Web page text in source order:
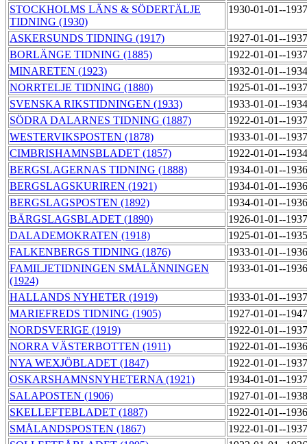
STOCKHOLMS LÄNS & SÖDERTÄLJE
TIDNING (1930)
1930-01-01--
ASKERSUNDS TIDNING (1917)
1927-01-01--
BORLÄNGE TIDNING (1885)
1922-01-01--
MINARETEN (1923)
1932-01-01--
NORRTELJE TIDNING (1880)
1925-01-01--
SVENSKA RIKSTIDNINGEN (1933)
1933-01-01--
SÖDRA DALARNES TIDNING (1887)
1922-01-01--
WESTERVIKSPOSTEN (1878)
1933-01-01--
CIMBRISHAMNSBLADET (1857)
1922-01-01--
BERGSLAGERNAS TIDNING (1888)
1934-01-01--
BERGSLAGSKURIREN (1921)
1934-01-01--
BERGSLAGSPOSTEN (1892)
1934-01-01--
BÄRGSLAGSBLADET (1890)
1926-01-01--
DALADEMOKRATEN (1918)
1925-01-01--
FALKENBERGS TIDNING (1876)
1933-01-01--
FAMILJETIDNINGEN SMÅLÄNNINGEN
(1924)
1933-01-01--
HALLANDS NYHETER (1919)
1933-01-01--
MARIEFREDS TIDNING (1905)
1927-01-01--
NORDSVERIGE (1919)
1922-01-01--
NORRA VÄSTERBOTTEN (1911)
1922-01-01--
NYA WEXJÖBLADET (1847)
1922-01-01--
OSKARSHAMNSNYHETERNA (1921)
1934-01-01--
SALAPOSTEN (1906)
1927-01-01--
SKELLEFTEBLADET (1887)
1922-01-01--
SMÅLANDSPOSTEN (1867)
1922-01-01--